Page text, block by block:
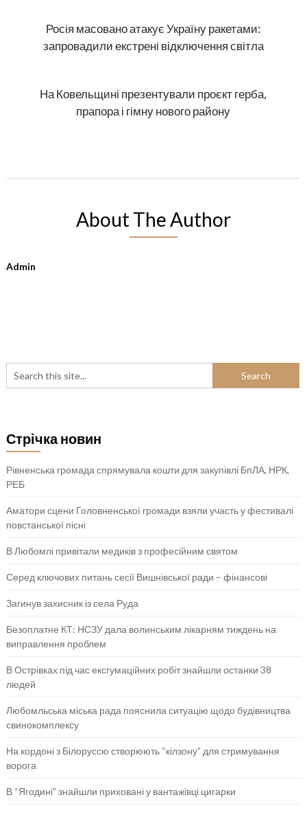
Росія масовано атакує Україну ракетами:
запровадили екстрені відключення світла
На Ковельщині презентували проєкт герба,
прапора і гімну нового району
About The Author
Admin
Стрічка новин
Рівненська громада спрямувала кошти для закупівлі БпЛА, НРК,
РЕБ
Аматори сцени Головненської громади взяли участь у фестивалі
повстанської пісні
В Любомлі привітали медиків з професійним святом
Серед ключових питань сесії Вишнівської ради – фінансові
Загинув захисник із села Руда
Безоплатне КТ: НСЗУ дала волинським лікарням тиждень на
виправлення проблем
В Острівках під час ексгумаційних робіт знайшли останки 38
людей
Любомльська міська рада пояснила ситуацію щодо будівництва
свинокомплексу
На кордоні з Білоруссю створюють “кілзону” для стримування
ворога
В “Ягодині” знайшли приховані у вантажівці цигарки